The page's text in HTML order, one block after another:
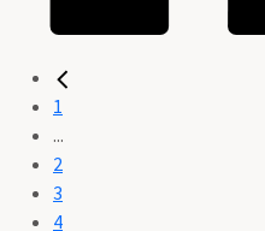
1
...
2
3
4